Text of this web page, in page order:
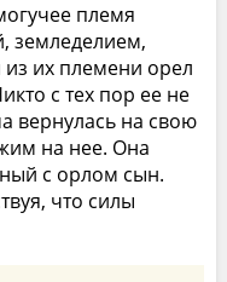
племя
земледелием,
их племени орел
с тех пор ее не
вернулась на свою
на нее. Она
с орлом сын.
что силы